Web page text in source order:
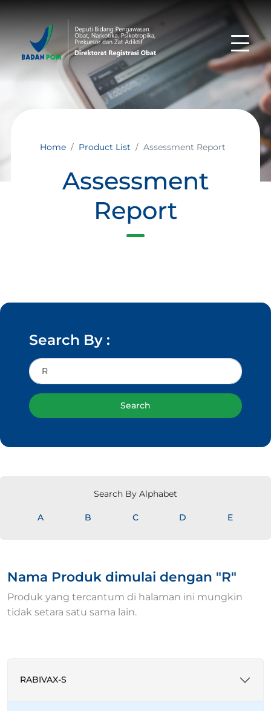
Home Product List Assessment Report
Assessment
Report
Search By :
Search
Search By Alphabet
A B C D E
Nama Produk dimulai dengan "R"
Produk yang tercantum di halaman ini mungkin
tidak setara satu sama lain.
RABIVAX-S